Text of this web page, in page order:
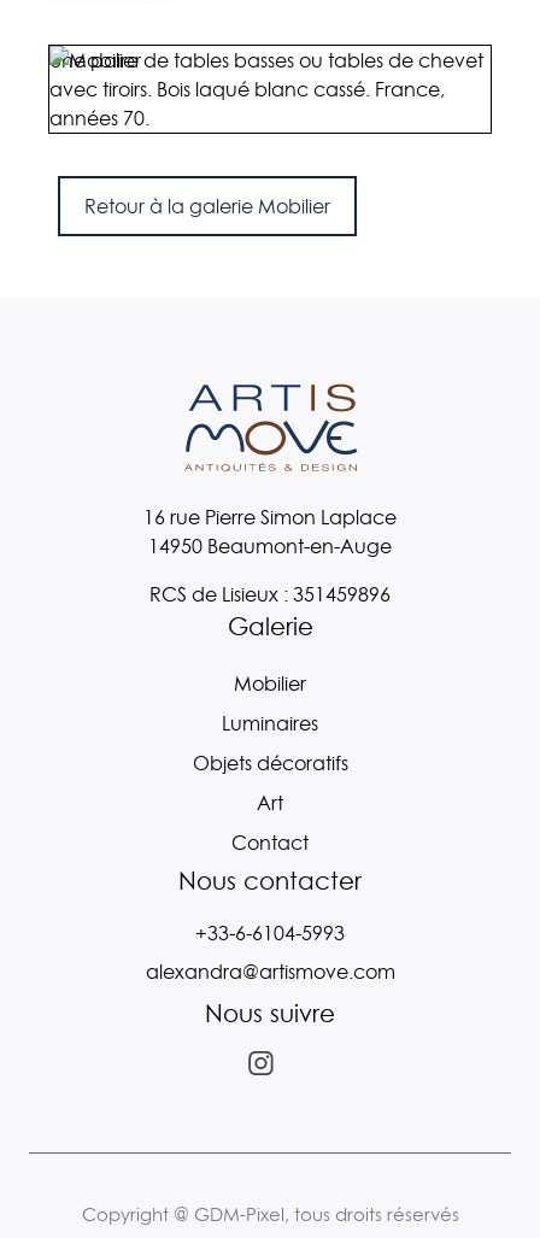
Une paire de tables basses ou tables de chevet
avec tiroirs. Bois laqué blanc cassé. France,
années 70.
Retour à la galerie Mobilier
16 rue Pierre Simon Laplace
14950 Beaumont-en-Auge
RCS de Lisieux : 351459896
Galerie
Mobilier
Luminaires
Objets décoratifs
Art
Contact
Nous contacter
+33-6-6104-5993
alexandra@artismove.com
Nous suivre
Copyright @ GDM-Pixel, tous droits réservés